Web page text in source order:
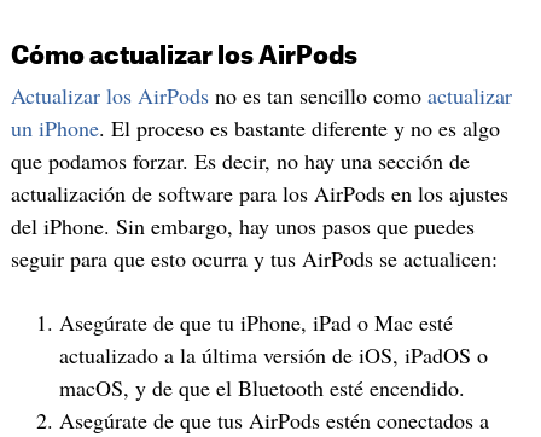
Cómo actualizar los AirPods
Actualizar los AirPodsno es tan sencillo como actualizar
un iPhone. El proceso es bastante diferente y no es algo
que podamos forzar. Es decir, no hay una sección de
actualización de software para los AirPods en los ajustes
del iPhone. Sin embargo, hay unos pasos que puedes
seguir para que esto ocurra y tus AirPods se actualicen:
Asegúrate de que tu iPhone, iPad o Mac esté
actualizado a la última versión de iOS, iPadOS o
macOS, y de que el Bluetooth esté encendido.
Asegúrate de que tus AirPods estén conectados a